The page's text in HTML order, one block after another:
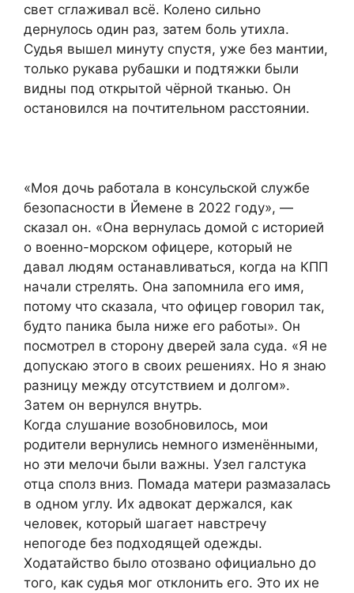
свет сглаживал всё. Колено сильно
дернулось один раз, затем боль утихла.
Судья вышел минуту спустя, уже без мантии,
только рукава рубашки и подтяжки были
видны под открытой чёрной тканью. Он
остановился на почтительном расстоянии.
«Моя дочь работала в консульской службе
безопасности в Йемене в 2022 году», —
сказал он. «Она вернулась домой с историей
о военно-морском офицере, который не
давал людям останавливаться, когда на КПП
начали стрелять. Она запомнила его имя,
потому что сказала, что офицер говорил так,
будто паника была ниже его работы». Он
посмотрел в сторону дверей зала суда. «Я не
допускаю этого в своих решениях. Но я знаю
разницу между отсутствием и долгом».
Затем он вернулся внутрь.
Когда слушание возобновилось, мои
родители вернулись немного изменёнными,
но эти мелочи были важны. Узел галстука
отца сполз вниз. Помада матери размазалась
в одном углу. Их адвокат держался, как
человек, который шагает навстречу
непогоде без подходящей одежды.
Ходатайство было отозвано официально до
того, как судья мог отклонить его. Это их не